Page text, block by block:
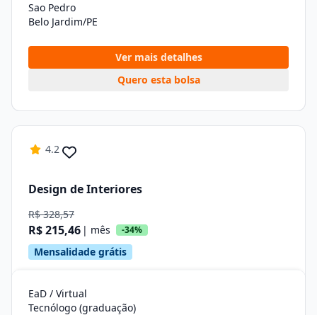
Sao Pedro
Belo Jardim/PE
Ver mais detalhes
Quero esta bolsa
4.2
Design de Interiores
R$ 328,57
R$ 215,46 | mês -34%
Mensalidade grátis
EaD / Virtual
Tecnólogo (graduação)